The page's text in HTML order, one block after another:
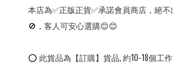
本店為✅正版正貨✅承諾會員商店，絕
🚫，客人可安心選購😊😊
⭕ 此貨品為【訂購】貨品, 約10-18個工作